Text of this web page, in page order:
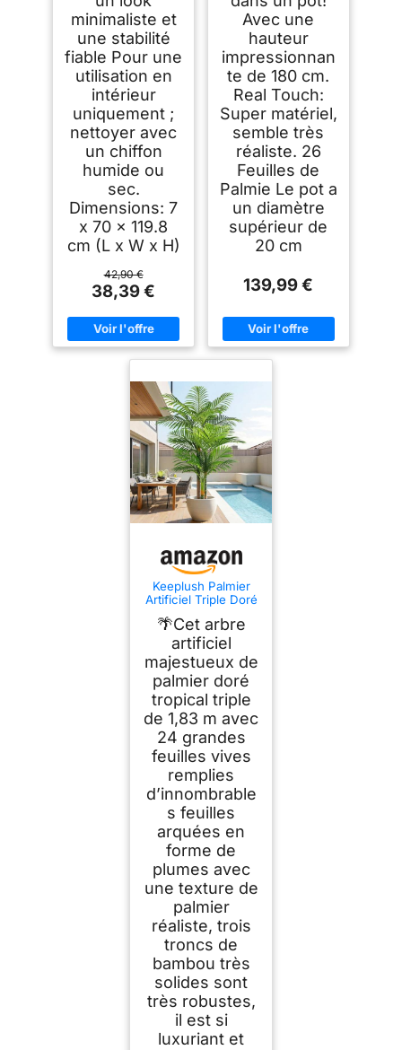
minimaliste et
une stabilité
fiable Pour une
utilisation en
intérieur
uniquement ;
nettoyer avec
un chiffon
humide ou
sec.
Dimensions: 7
x 70 x 119.8
cm (L x W x H)
42,90 €
38,39 €
Avec une
hauteur
impressionnan
te de 180 cm.
Real Touch:
Super matériel,
semble très
réaliste. 26
Feuilles de
Palmie Le pot a
un diamètre
supérieur de
20 cm
139,99 €
Keeplush Palmier
Artificiel Triple Doré
Palmier Artificiel
Exterieur, Arbre
Artificiel Exterieur ou
Intérieur pour
Maison Chambre
Bureau Salon Balcon
Jardin Décoration
(1Pack)
🌴Cet arbre
artificiel
majestueux de
palmier doré
tropical triple
de 1,83 m avec
24 grandes
feuilles vives
remplies
d’innombrable
s feuilles
arquées en
forme de
plumes avec
une texture de
palmier
réaliste, trois
troncs de
bambou très
solides sont
très robustes,
il est si
luxuriant et